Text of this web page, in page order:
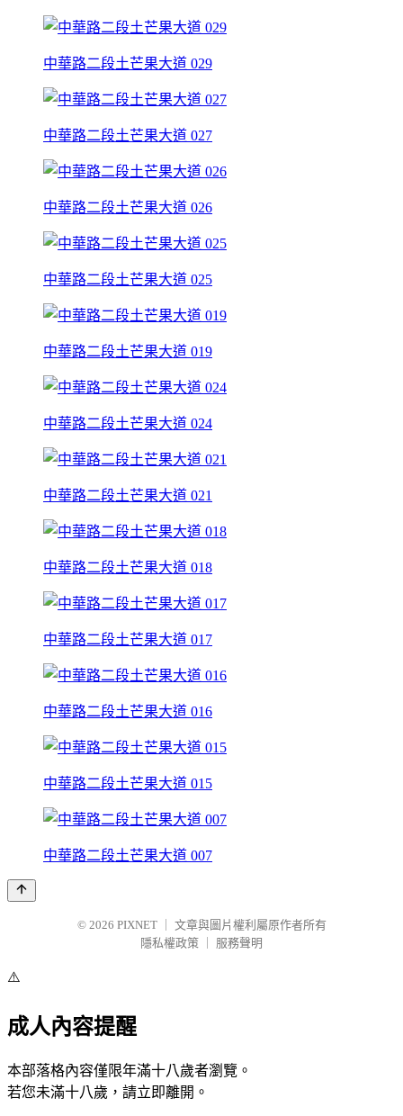
中華路二段土芒果大道 029
中華路二段土芒果大道 027
中華路二段土芒果大道 026
中華路二段土芒果大道 025
中華路二段土芒果大道 019
中華路二段土芒果大道 024
中華路二段土芒果大道 021
中華路二段土芒果大道 018
中華路二段土芒果大道 017
中華路二段土芒果大道 016
中華路二段土芒果大道 015
中華路二段土芒果大道 007
© 2026 PIXNET
文章與圖片權利屬原作者所有
隱私權政策
服務聲明
⚠️
成人內容提醒
本部落格內容僅限年滿十八歲者瀏覽。
若您未滿十八歲，請立即離開。